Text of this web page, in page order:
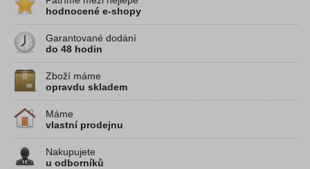
6 669 Kč
20 hodnocení
Dámské horské kolo Olpran s
odpruženou přední vidlicí, kotoučovými
brzdami a měničem Shimano. Velikost rámu...
Detail produktu
7 999 Kč
drobné kosmetické
hodnocené e-shopy
Garantované dodání
do 48 hodin
Zboží máme
opravdu skladem
Máme
vlastní prodejnu
Nakupujete
u odborníků